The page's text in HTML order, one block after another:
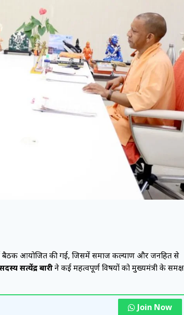
बैठक आयोजित की गई, जिसमें समाज कल्याण और जनहित से
सत्येंद्र बारीने कई महत्वपूर्ण विषयों को मुख्यमंत्री के समक्ष
Join Now